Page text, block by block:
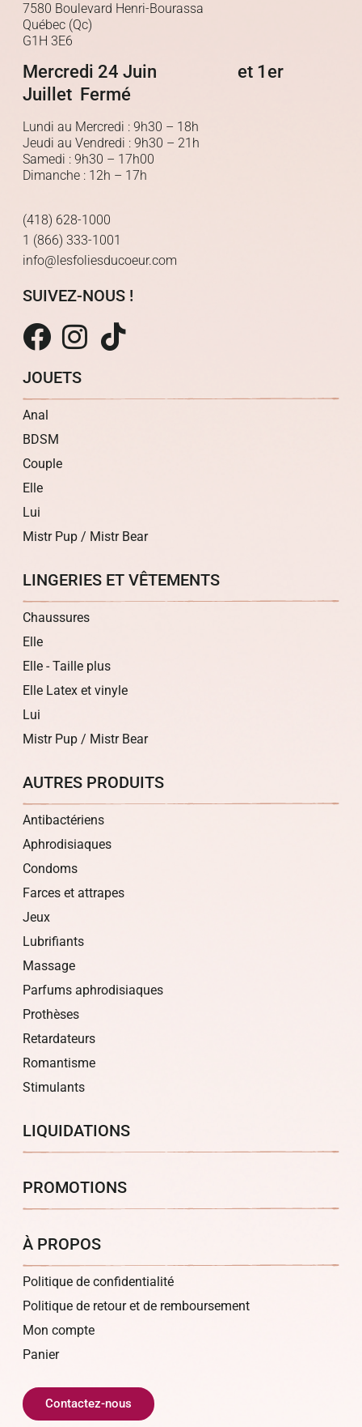
7580 Boulevard Henri-Bourassa
Québec (Qc)
G1H 3E6
Mercredi 24 Juin et 1er
Juillet Fermé
Lundi au Mercredi : 9h30 – 18h
Jeudi au Vendredi : 9h30 – 21h
Samedi : 9h30 – 17h00
Dimanche : 12h – 17h
(418) 628-1000
1 (866) 333-1001
info@lesfoliesducoeur.com
SUIVEZ-NOUS !
JOUETS
Anal
BDSM
Couple
Elle
Lui
Mistr Pup / Mistr Bear
LINGERIES ET VÊTEMENTS
Chaussures
Elle
Elle - Taille plus
Elle Latex et vinyle
Lui
Mistr Pup / Mistr Bear
AUTRES PRODUITS
Antibactériens
Aphrodisiaques
Condoms
Farces et attrapes
Jeux
Lubrifiants
Massage
Parfums aphrodisiaques
Prothèses
Retardateurs
Romantisme
Stimulants
LIQUIDATIONS
PROMOTIONS
À PROPOS
Politique de confidentialité
Politique de retour et de remboursement
Mon compte
Panier
Contactez-nous